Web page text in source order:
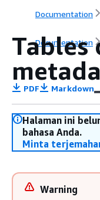
Documentation
Documentation
PDF Markdown
Halaman ini
bahasa Anda.
Minta
Warning